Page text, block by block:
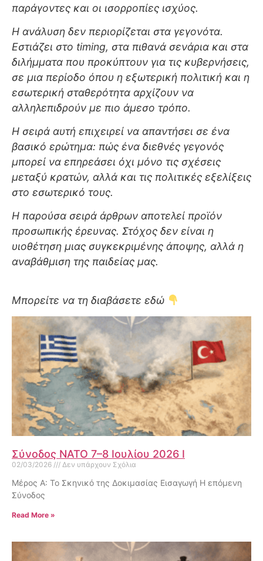
παράγοντες και οι ισορροπίες ισχύος.
Η ανάλυση δεν περιορίζεται στα γεγονότα.
Εστιάζει στο timing, στα πιθανά σενάρια και στα
διλήμματα που προκύπτουν για τις κυβερνήσεις,
σε μια περίοδο όπου η εξωτερική πολιτική και η
εσωτερική σταθερότητα αρχίζουν να
αλληλεπιδρούν με πιο άμεσο τρόπο.
Η σειρά αυτή επιχειρεί να απαντήσει σε ένα
βασικό ερώτημα: πώς ένα διεθνές γεγονός
μπορεί να επηρεάσει όχι μόνο τις σχέσεις
μεταξύ κρατών, αλλά και τις πολιτικές εξελίξεις
στο εσωτερικό τους.
Η παρούσα σειρά άρθρων αποτελεί προϊόν
προσωπικής έρευνας. Στόχος δεν είναι η
υιοθέτηση μιας συγκεκριμένης άποψης, αλλά η
αναβάθμιση της παιδείας μας.
Μπορείτε να τη διαβάσετε εδώ
Σύνοδος ΝΑΤΟ 7–8 Ιουλίου 2026 I
02/03/2026 Δεν υπάρχουν Σχόλια
Μέρος Α: Το Σκηνικό της Δοκιμασίας Εισαγωγή Η επόμενη
Σύνοδος
Read More »